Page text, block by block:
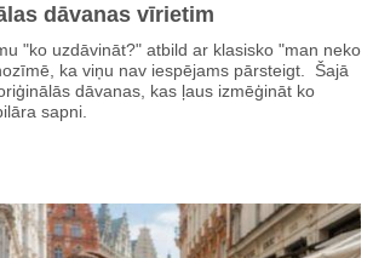
dāvanas vīrietim
"ko uzdāvināt?" atbild ar klasisko "man neko
ka viņu nav iespējams pārsteigt. Šajā
dāvanas, kas ļaus izmēģināt ko
sapni.